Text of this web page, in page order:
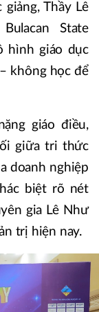
Thầy Lê
State
hình giáo dục
không học để
giáo điều,
giữa tri thức
doanh nghiệp
biệt rõ nét
gia Lê Như
trị hiện nay.